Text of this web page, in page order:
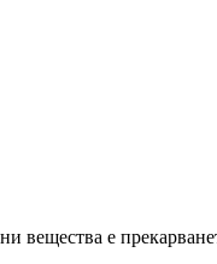
вещества е